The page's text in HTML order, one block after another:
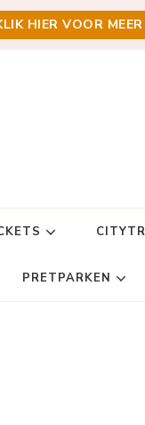
HIER VOOR
PRETPARKEN